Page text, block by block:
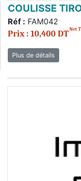
COULISSE
Réf : FAM042
Prix : 10,400 DTNet
Plus de détails